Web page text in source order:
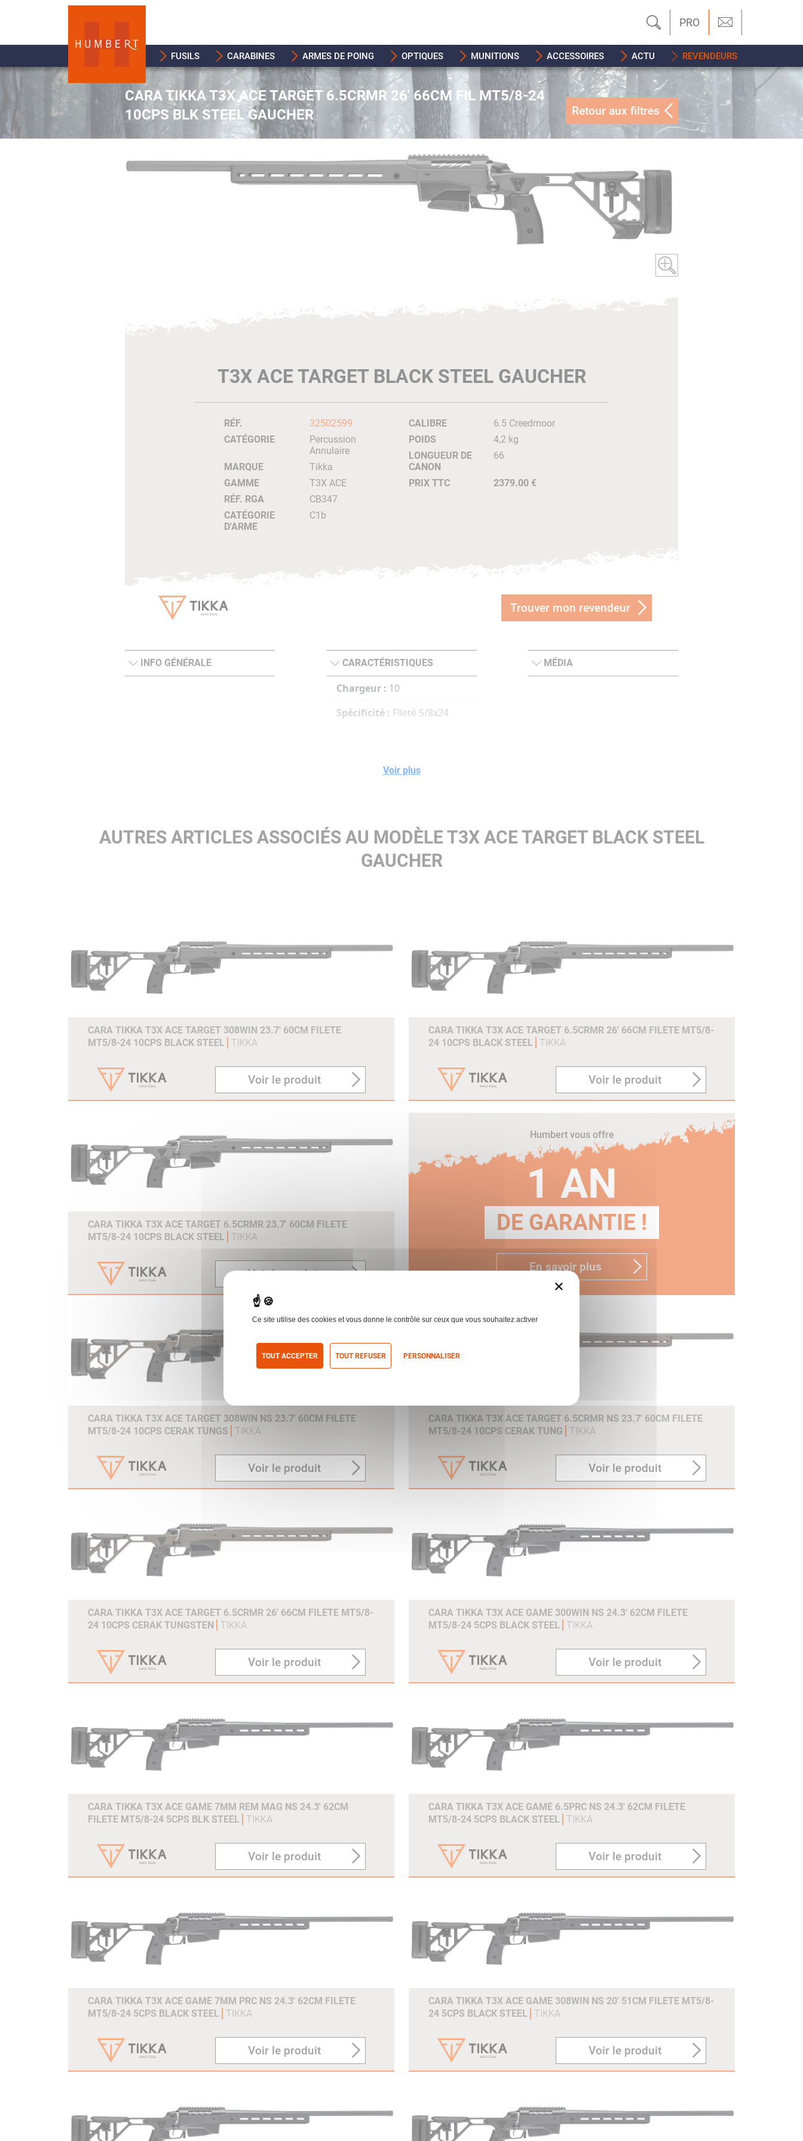
PRO
FUSILS CARABINES ARMES DE POING OPTIQUES MUNITIONS ACCESSOIRES ACTU REVENDEURS
CARA TIKKA T3X ACE TARGET 6.5CRMR 26' 66CM FIL MT5/8-24
10CPS BLK STEEL GAUCHER
Retour aux filtres
T3X ACE TARGET BLACK STEEL GAUCHER
RÉF.
32502599
CATÉGORIE
Percussion
Annulaire
MARQUE
Tikka
GAMME
T3X ACE
RÉF. RGA
CB347
CATÉGORIE
D'ARME
C1b
CALIBRE
6.5 Creedmoor
POIDS
4,2 kg
LONGUEUR DE
CANON
66
PRIX TTC 2379.00 €
Trouver mon revendeur
INFO GÉNÉRALE CARACTÉRISTIQUES
Chargeur : 10
Spécificité : Fileté 5/8x24
MÉDIA
Voir plus
AUTRES ARTICLES ASSOCIÉS AU MODÈLE T3X ACE TARGET BLACK STEEL
GAUCHER
CARA TIKKA T3X ACE TARGET 308WIN 23.7' 60CM FILETE
MT5/8-24 10CPS BLACK STEEL
TIKKA
Voir le produit
CARA TIKKA T3X ACE TARGET 6.5CRMR 26' 66CM FILETE MT5/8-
24 10CPS BLACK STEEL
TIKKA
Voir le produit
CARA TIKKA T3X ACE TARGET 6.5CRMR 23.7' 60CM FILETE
MT5/8-24 10CPS BLACK STEEL
TIKKA
Voir le produit
Humbert vous offre
1 AN
DE GARANTIE !
En savoir plus
CARA TIKKA T3X ACE TARGET 308WIN NS 23.7' 60CM FILETE
MT5/8-24 10CPS CERAK TUNGS
TIKKA
Voir le produit
CARA TIKKA T3X ACE TARGET 6.5CRMR NS 23.7' 60CM FILETE
MT5/8-24 10CPS CERAK TUNG
TIKKA
Voir le produit
CARA TIKKA T3X ACE TARGET 6.5CRMR 26' 66CM FILETE MT5/8-
24 10CPS CERAK TUNGSTEN
TIKKA
Voir le produit
CARA TIKKA T3X ACE GAME 300WIN NS 24.3' 62CM FILETE
MT5/8-24 5CPS BLACK STEEL
TIKKA
Voir le produit
CARA TIKKA T3X ACE GAME 7MM REM MAG NS 24.3' 62CM
FILETE MT5/8-24 5CPS BLK STEEL
TIKKA
Voir le produit
CARA TIKKA T3X ACE GAME 6.5PRC NS 24.3' 62CM FILETE
MT5/8-24 5CPS BLACK STEEL
TIKKA
Voir le produit
CARA TIKKA T3X ACE GAME 7MM PRC NS 24.3' 62CM FILETE
MT5/8-24 5CPS BLACK STEEL
TIKKA
Voir le produit
CARA TIKKA T3X ACE GAME 308WIN NS 20' 51CM FILETE MT5/8-
24 5CPS BLACK STEEL
TIKKA
Voir le produit
×
Ce site utilise des cookies et vous donne le contrôle sur ceux que vous souhaitez activer
TOUT ACCEPTER TOUT REFUSER PERSONNALISER